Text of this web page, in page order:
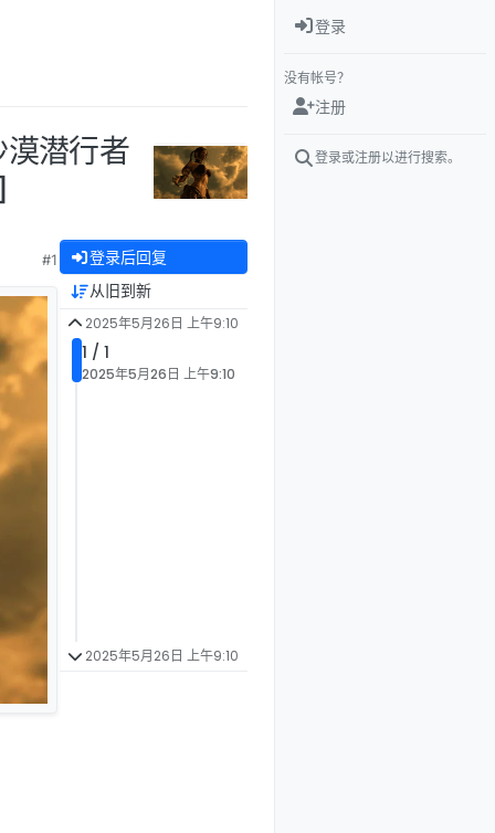
潜行者
#1 登录后回复
从旧到新
2025年5月26日 上午9:10
1 / 1
2025年5月26日 上午9:10
2025年5月26日 上午9:10
登录
没有帐号？
注册
登录或注册以进行搜索。